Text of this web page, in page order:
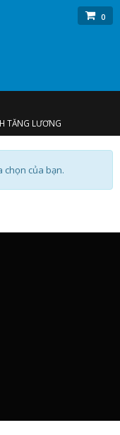
0
TĂNG LƯƠNG
chọn của bạn.